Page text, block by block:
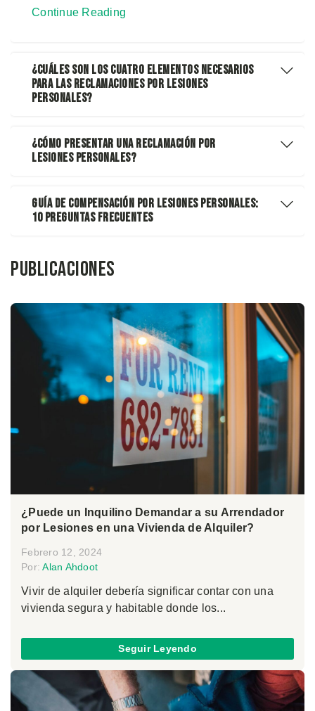
Continue Reading
¿Cuáles Son Los Cuatro Elementos Necesarios
Para Las Reclamaciones Por Lesiones
Personales?
¿Cómo Presentar Una Reclamación Por
Lesiones Personales?
Guía de Compensación por Lesiones Personales:
10 Preguntas Frecuentes
Publicaciones
¿Puede un Inquilino Demandar a su Arrendador
por Lesiones en una Vivienda de Alquiler?
Febrero 12, 2024
Por:Alan Ahdoot
Vivir de alquiler debería significar contar con una
vivienda segura y habitable donde los...
Seguir Leyendo